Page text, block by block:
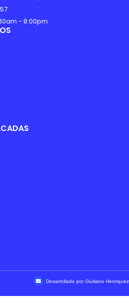
- 8:00pm
Desarrollado por Giuliano Henriquez